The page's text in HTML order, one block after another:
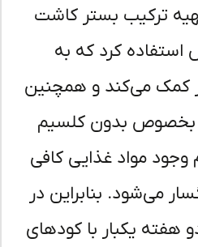
ترکیب بستر کاشت
کرد که به
می‌کند و همچنین
بدون کلسیم
مواد غذایی کافی
بنابراین در
یکبار با کودهای